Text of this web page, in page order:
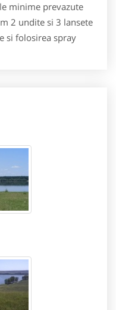
minime prevazute
2 undite si 3 lansete
si folosirea spray